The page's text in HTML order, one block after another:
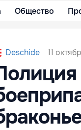
Общество
Deschide 11